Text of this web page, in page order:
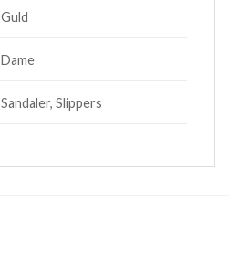
Guld
Dame
Sandaler, Slippers